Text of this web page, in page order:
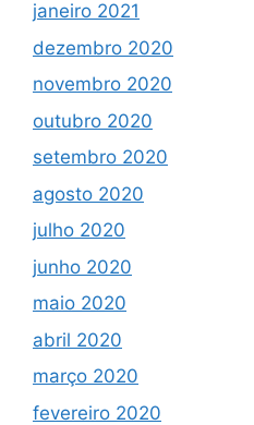
janeiro 2021
dezembro 2020
novembro 2020
outubro 2020
setembro 2020
agosto 2020
julho 2020
junho 2020
maio 2020
abril 2020
março 2020
fevereiro 2020